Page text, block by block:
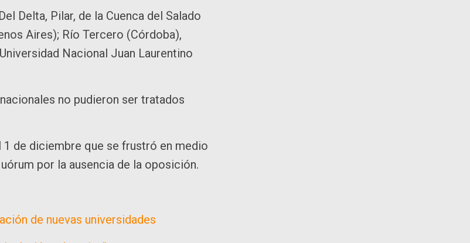
Delta, Pilar, de la Cuenca del Salado
Aires); Río Tercero (Córdoba),
Nacional Juan Laurentino
no pudieron ser tratados
de diciembre que se frustró en medio
por la ausencia de la oposición.
de nuevas universidades